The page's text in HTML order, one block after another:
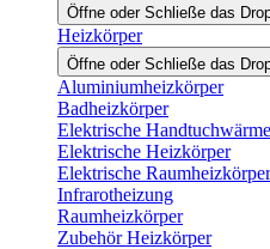
Öffne oder Schließe das
Heizkörper
Öffne oder Schließe das
Aluminiumheizkörper
Badheizkörper
Elektrische
Elektrische Heizkörper
Elektrische Raumheizkörper
Infrarotheizung
Raumheizkörper
Zubehör Heizkörper